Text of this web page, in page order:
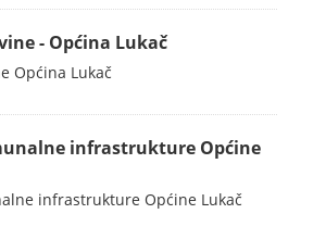
- Općina Lukač
Općina Lukač
infrastrukture Općine
infrastrukture Općine Lukač